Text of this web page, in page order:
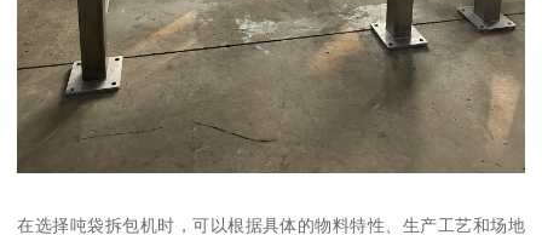
在选择吨袋拆包机时，可以根据具体的物料特性、生产工艺和场地